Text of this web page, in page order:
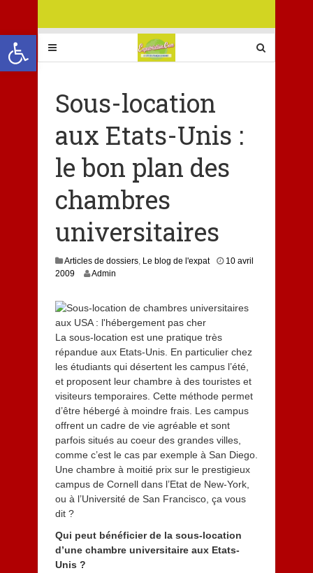
Ouvrir la barre d’outils
Sous-location
aux Etats-Unis :
le bon plan des
chambres
universitaires
Articles de dossiers, Le blog de l'expat
10 avril
2009
Admin
La sous-location est une pratique très
répandue aux Etats-Unis. En particulier chez
les étudiants qui désertent les campus l’été,
et proposent leur chambre à des touristes et
visiteurs temporaires. Cette méthode permet
d’être hébergé à moindre frais. Les campus
offrent un cadre de vie agréable et sont
parfois situés au coeur des grandes villes,
comme c’est le cas par exemple à San Diego.
Une chambre à moitié prix sur le prestigieux
campus de Cornell dans l’Etat de New-York,
ou à l’Université de San Francisco, ça vous
dit ?
Qui peut bénéficier de la sous-location
d’une chambre universitaire aux Etats-
Unis ?